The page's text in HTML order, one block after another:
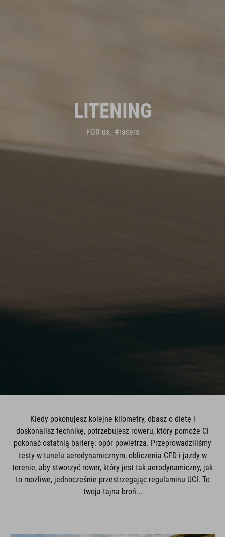
LITENING
FOR us_ #racers
Kiedy pokonujesz kolejne kilometry, dbasz o dietę i
doskonalisz technikę, potrzebujesz roweru, który pomoże Ci
pokonać ostatnią barierę: opór powietrza. Przeprowadziliśmy
testy w tunelu aerodynamicznym, obliczenia CFD i jazdy w
terenie, aby stworzyć rower, który jest tak aerodynamiczny, jak
to możliwe, jednocześnie przestrzegając regulaminu UCI. To
twoja tajna broń...